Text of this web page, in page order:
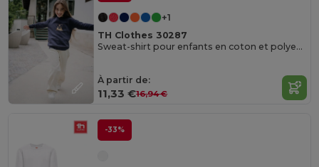
+1
TH Clothes 30287
Sweat-shirt pour enfants en coton et polyester recyclés
À partir de:
11,33 €16,94 €
-33%